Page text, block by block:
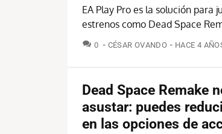
EA Play Pro es la solución para
estrenos como Dead Space
0 COMENTARIOS
CÉSAR OVANDO HACE 4
Dead Space Remake
asustar: puedes
en las opciones de